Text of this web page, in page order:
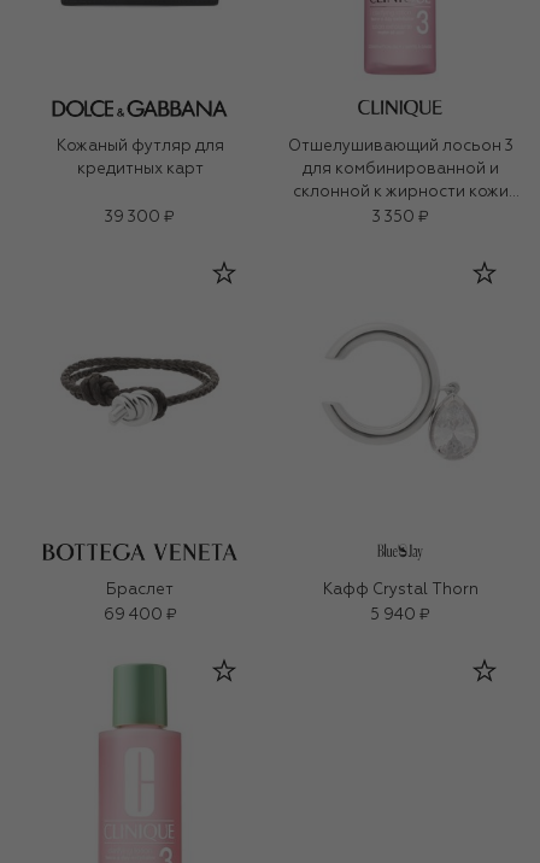
Кожаный футляр для
кредитных карт
39 300 ₽
Отшелушивающий лосьон 3
для комбинированной и
склонной к жирности кожи
Clarifying Lotion (200ml)
3 350 ₽
Браслет
69 400 ₽
Кафф Crystal Thorn
5 940 ₽